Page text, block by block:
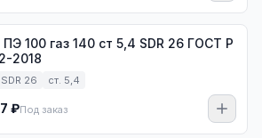
100 газ 140 ст 5,4 SDR 26 ГОСТ Р
2018
SDR 26 ст. 5,4
₽Под заказ